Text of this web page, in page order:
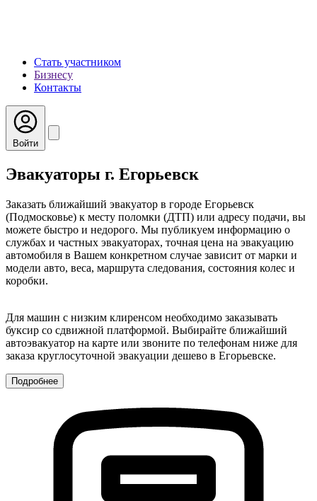
Стать участником
Бизнесу
Контакты
Войти
Эвакуаторы г. Егорьевск
Заказать ближайший эвакуатор в городе Егорьевск
(Подмосковье) к месту поломки (ДТП) или адресу подачи, вы
можете быстро и недорого. Мы публикуем информацию о
службах и частных эвакуаторах, точная цена на эвакуацию
автомобиля в Вашем конкретном случае зависит от марки и
модели авто, веса, маршрута следования, состояния колес и
коробки.
Для машин с низким клиренсом необходимо заказывать
буксир со сдвижной платформой. Выбирайте ближайший
автоэвакуатор на карте или звоните по телефонам ниже для
заказа круглосуточной эвакуации дешево в Егорьевске.
Подробнее